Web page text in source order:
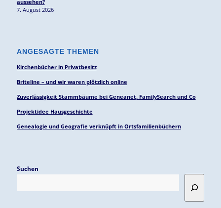
aussehen?
7. August 2026
ANGESAGTE THEMEN
Kirchenbücher in Privatbesitz
Briteline – und wir waren plötzlich online
Zuverlässigkeit Stammbäume bei Geneanet, FamilySearch und Co
Projektidee Hausgeschichte
Genealogie und Geografie verknüpft in Ortsfamilienbüchern
Suchen